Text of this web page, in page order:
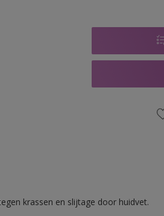
krassen en slijtage door huidvet.